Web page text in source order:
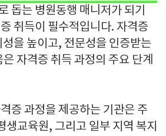
돕는 병원동행 매니저가 되기
취득이 필수적입니다. 자격증
을 높이고, 전문성을 인증받는
자격증 취득 과정의 주요 단계
증 과정을 제공하는 기관은 주
생교육원, 그리고 일부 지역 복지